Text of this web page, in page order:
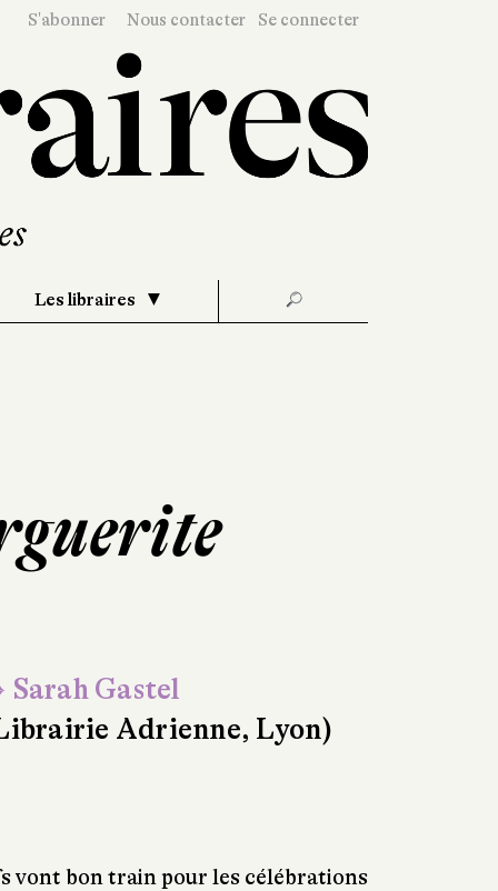
S'abonner Nous contacter Se connecter
Les libraires 🔎
Gastel
Adrienne, Lyon)
vont bon train pour les célébrations